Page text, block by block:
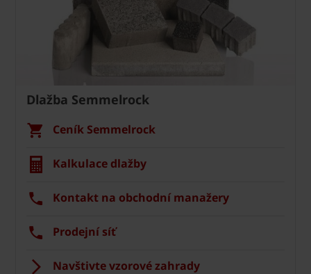
Dlažba Semmelrock
Ceník Semmelrock
Kalkulace dlažby
Kontakt na obchodní manažery
Prodejní síť
Navštivte vzorové zahrady